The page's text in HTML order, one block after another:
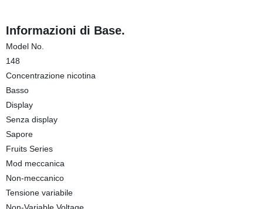
Informazioni di Base.
Model No.
148
Concentrazione nicotina
Basso
Display
Senza display
Sapore
Fruits Series
Mod meccanica
Non-meccanico
Tensione variabile